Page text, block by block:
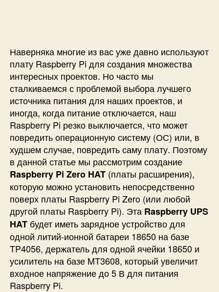
т
а
р
а
с
ш
и
р
е
и
я
(
H
A
T
)
R
a
s
p
b
Наверняка многие из вас уже давно используют
плату Raspberry Pi для создания множества
интересных проектов. Но часто мы
сталкиваемся с проблемой выбора лучшего
источника питания для наших проектов, и
иногда, когда питание отключается, наш
Raspberry Pi резко выключается, что может
повредить операционную систему (ОС) или, в
худшем случае, повредить саму плату. Поэтому
в данной статье мы рассмотрим создание
Raspberry Pi Zero HAT (платы расширения),
которую можно установить непосредственно
поверх платы Raspberry Pi Zero (или любой
другой платы Raspberry Pi). Эта Raspberry UPS
HAT будет иметь зарядное устройство для
одной литий-ионной батареи 18650 на базе
TP4056, держатель для одной ячейки 18650 и
усилитель на базе MT3608, который увеличит
входное напряжение до 5 В для питания
Raspberry Pi.